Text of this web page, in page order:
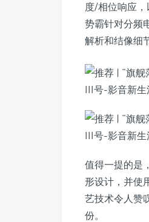
度/相位响应，
势霸针对分频
解析和结像细
值得一提的是
形设计，并使
艺技术令人赞
份。